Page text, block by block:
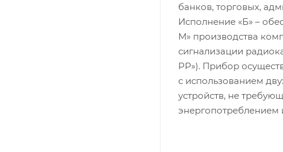
банков, торговых,
Исполнение «Б» –
М» производства
сигнализации
РР»). Прибор
с использованием
устройств, не
энергопотреблением